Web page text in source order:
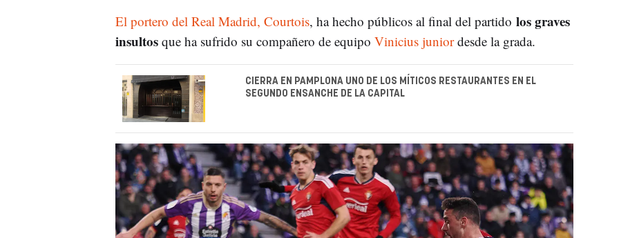
El portero del Real Madrid, Courtois, ha hecho públicos al final del partido los graves
insultosque ha sufrido su compañero de equipo Vinicius juniordesde la grada.
CIERRA EN PAMPLONA UNO DE LOS MÍTICOS RESTAURANTES EN EL
SEGUNDO ENSANCHE DE LA CAPITAL